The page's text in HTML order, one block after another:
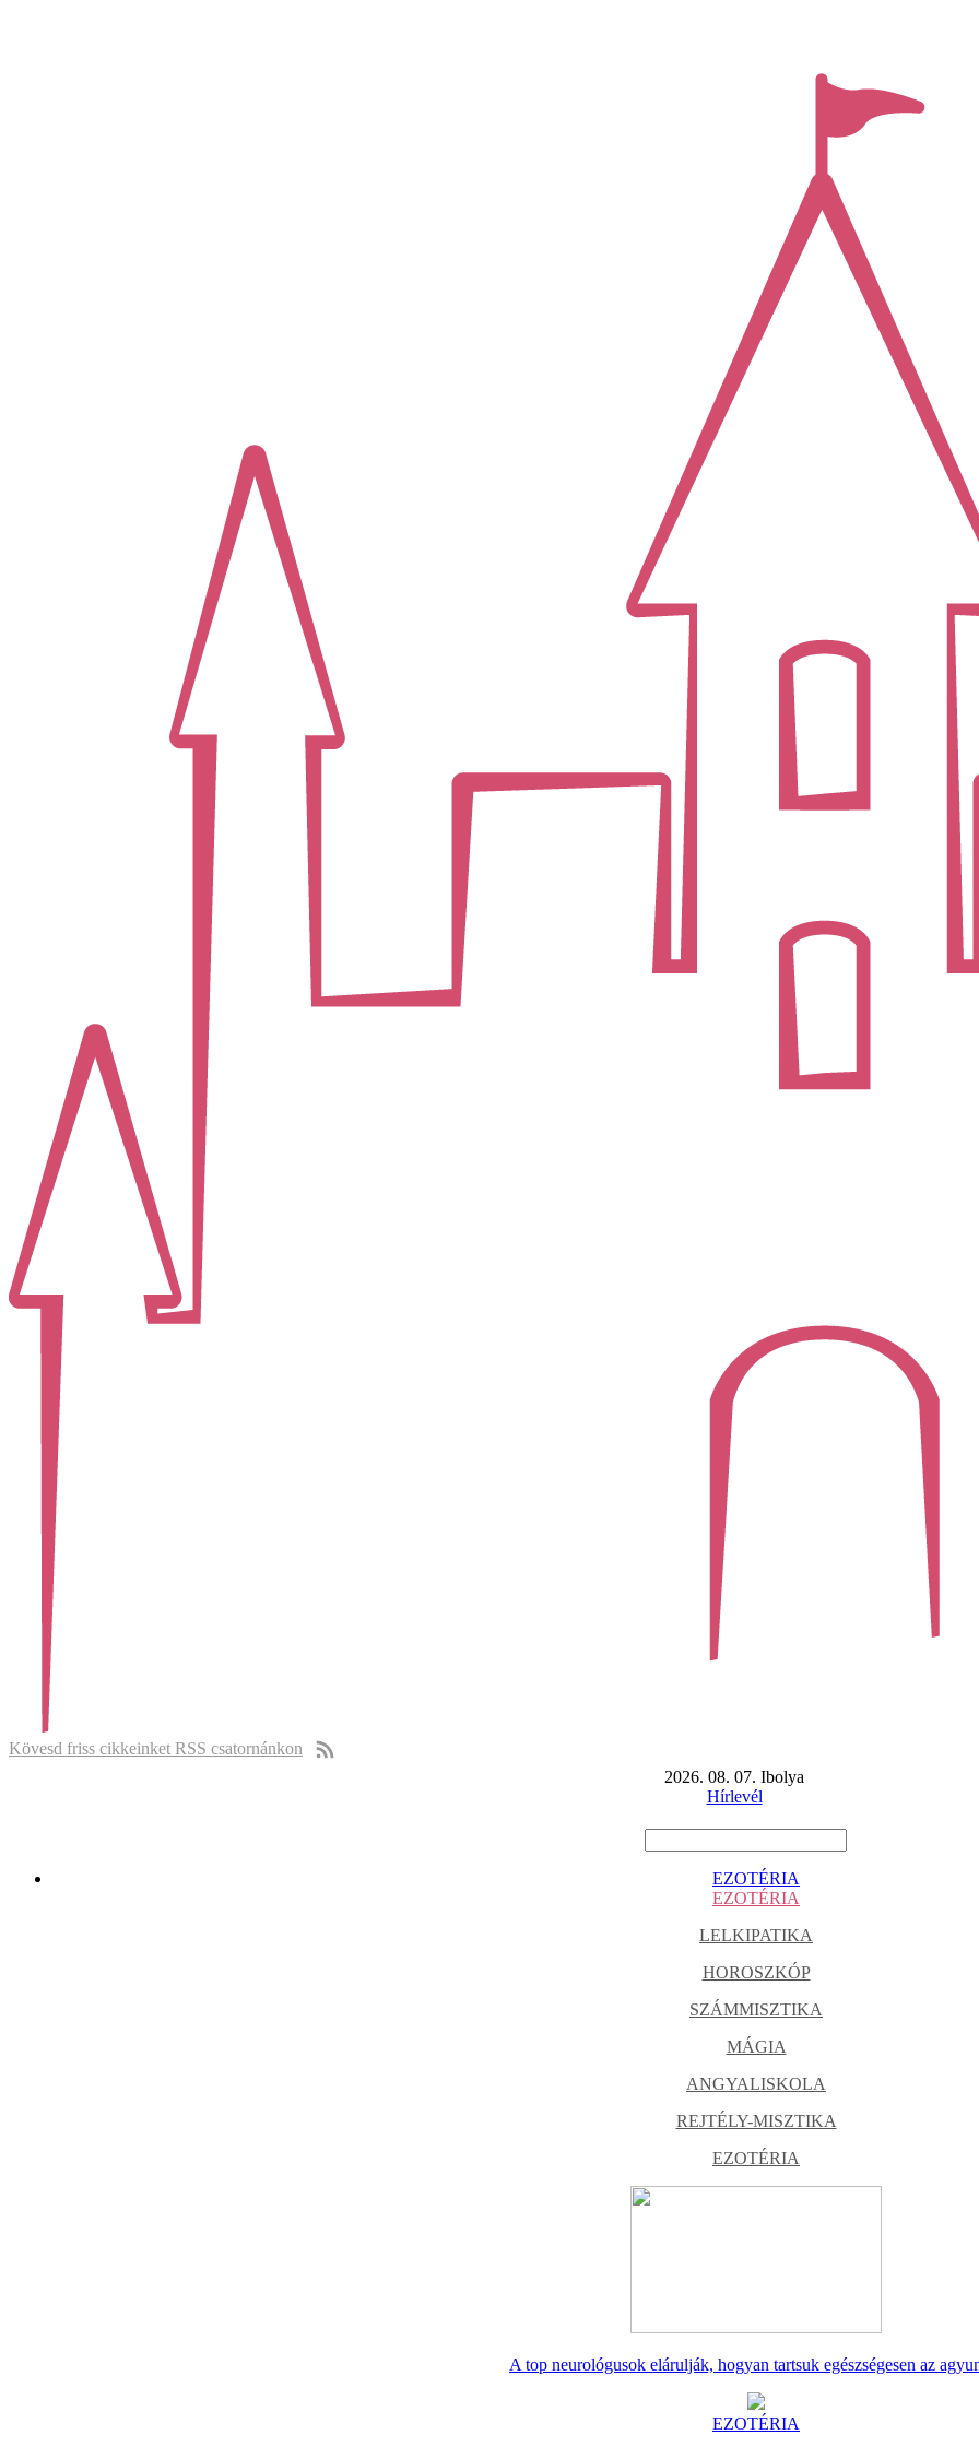
Kövesd friss cikkeinket RSS csatornánkon
2026. 08. 07. Ibolya
Hírlevél
EZOTÉRIA
EZOTÉRIA
LELKIPATIKA
HOROSZKÓP
SZÁMMISZTIKA
MÁGIA
ANGYALISKOLA
REJTÉLY-MISZTIKA
EZOTÉRIA
A top neurológusok elárulják, hogyan tartsuk egészségesen az
EZOTÉRIA